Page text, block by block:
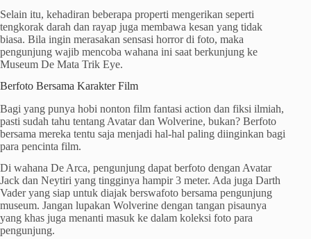
Selain itu, kehadiran beberapa properti mengerikan seperti
tengkorak darah dan rayap juga membawa kesan yang tidak
biasa. Bila ingin merasakan sensasi horror di foto, maka
pengunjung wajib mencoba wahana ini saat berkunjung ke
Museum De Mata Trik Eye.
Berfoto Bersama Karakter Film
Bagi yang punya hobi nonton film fantasi action dan fiksi ilmiah,
pasti sudah tahu tentang Avatar dan Wolverine, bukan? Berfoto
bersama mereka tentu saja menjadi hal-hal paling diinginkan bagi
para pencinta film.
Di wahana De Arca, pengunjung dapat berfoto dengan Avatar
Jack dan Neytiri yang tingginya hampir 3 meter. Ada juga Darth
Vader yang siap untuk diajak berswafoto bersama pengunjung
museum. Jangan lupakan Wolverine dengan tangan pisaunya
yang khas juga menanti masuk ke dalam koleksi foto para
pengunjung.